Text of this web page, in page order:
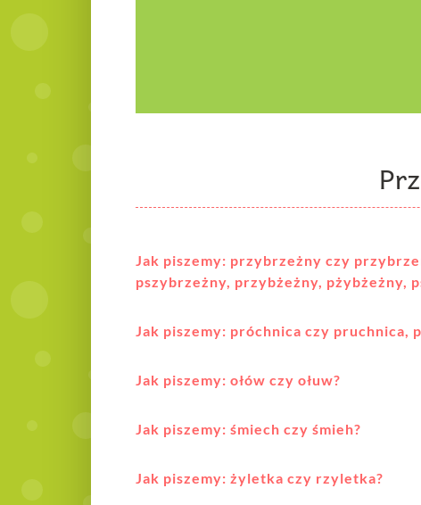
Jak piszemy: przybrzeżny czy
pszybrzeżny, przybżeżny, pżybżeżny,
Jak piszemy: próchnica czy pruchnica,
Jak piszemy: ołów czy ołuw?
Jak piszemy: śmiech czy śmieh?
Jak piszemy: żyletka czy rzyletka?